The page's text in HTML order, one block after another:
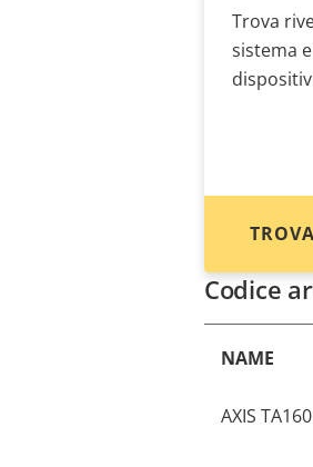
Trova
sistema
Codice
NAME
AXIS